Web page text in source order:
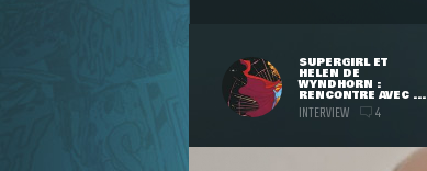
SUPERGIRL ET
HELEN DE
WYNDHORN :
RENCONTRE AVEC ...
INTERVIEW 4